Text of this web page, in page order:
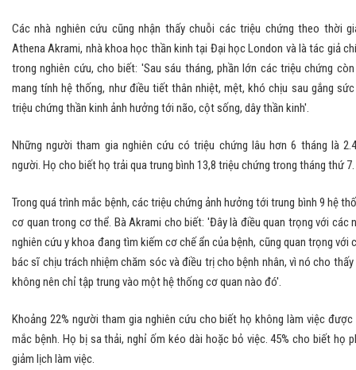
Các nhà nghiên cứu cũng nhận thấy chuỗi các triệu chứng theo thời
Athena Akrami, nhà khoa học thần kinh tại Đại học London và là tác giả
trong nghiên cứu, cho biết: 'Sau sáu tháng, phần lớn các triệu chứng
mang tính hệ thống, như điều tiết thân nhiệt, mệt, khó chịu sau gắng
triệu chứng thần kinh ảnh hưởng tới não, cột sống, dây thần kinh'.
Những người tham gia nghiên cứu có triệu chứng lâu hơn 6 tháng là
người. Họ cho biết họ trải qua trung bình 13,8 triệu chứng trong tháng thứ 7.
Trong quá trình mắc bệnh, các triệu chứng ảnh hưởng tới trung bình 9 hệ
cơ quan trong cơ thể. Bà Akrami cho biết: 'Đây là điều quan trọng với các
nghiên cứu y khoa đang tìm kiếm cơ chế ẩn của bệnh, cũng quan trọng với
bác sĩ chịu trách nhiệm chăm sóc và điều trị cho bệnh nhân, vì nó cho thấy
không nên chỉ tập trung vào một hệ thống cơ quan nào đó'.
Khoảng 22% người tham gia nghiên cứu cho biết họ không làm việc được
mắc bệnh. Họ bị sa thải, nghỉ ốm kéo dài hoặc bỏ việc. 45% cho biết họ
giảm lịch làm việc.